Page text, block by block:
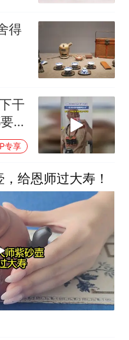
得
干
喝
专享
给恩师过大寿！